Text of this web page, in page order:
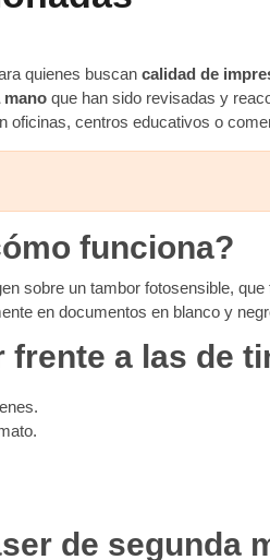
quienes buscancalidad de
mano que han sido revisadas y
oficinas, centros educativos o
funciona?
sobre un tambor fotosensible,
en documentos en blanco y
frente a las de
de segunda